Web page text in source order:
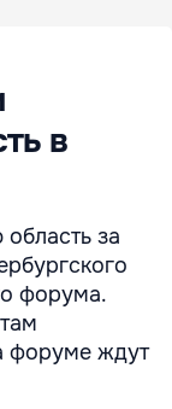
в
за
форума.
форуме ждут